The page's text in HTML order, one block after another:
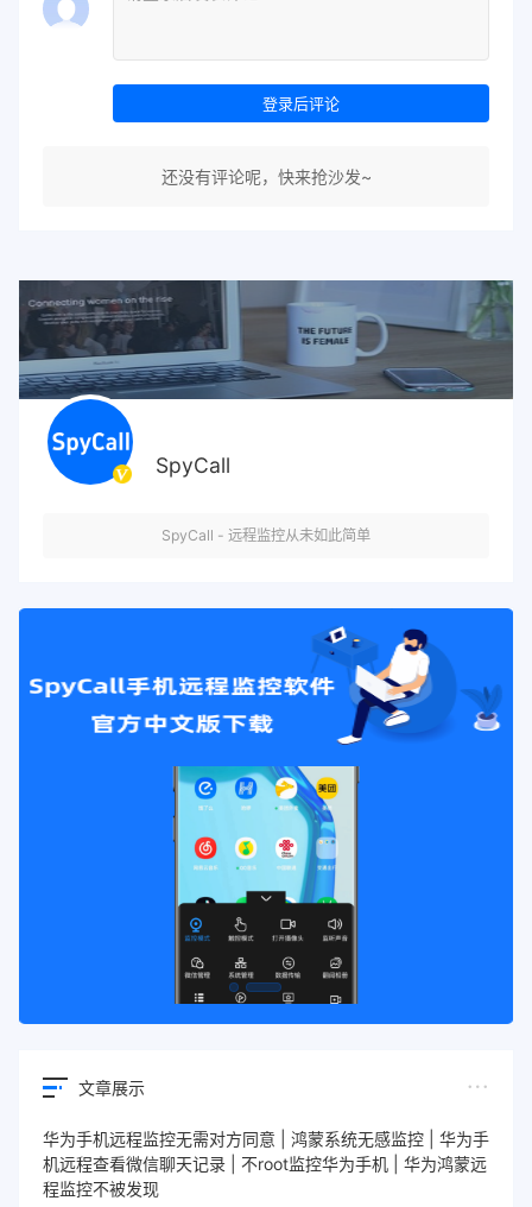
登录后评论
还没有评论呢，快来抢沙发~
SpyCall
SpyCall - 远程监控从未如此简单
文章展示
华为手机远程监控无需对方同意 | 鸿蒙系统无感监控 | 华为手
机远程查看微信聊天记录 | 不root监控华为手机 | 华为鸿蒙远
程监控不被发现